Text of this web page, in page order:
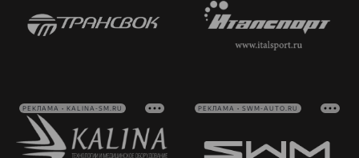
РЕКЛАМА • KALINA-SM.RU РЕКЛАМА • SWM-AUTO.RU